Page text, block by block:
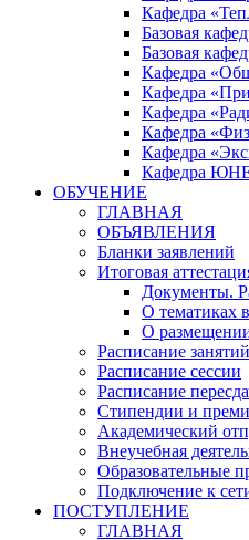
Кафедра
Базовая
Базовая
Кафедра
Кафедра
Кафедра
Кафедра
Кафедра
Кафедра
ОБУЧЕНИЕ
ГЛАВНАЯ
ОБЪЯВЛЕНИЯ
Бланки заявлений
Итоговая
Документы.
О тематиках
О
Расписание занятий
Расписание сессии
Расписание
Стипендии и
Академический
Внеучебная
Образовательные
Подключение к
ПОСТУПЛЕНИЕ
ГЛАВНАЯ